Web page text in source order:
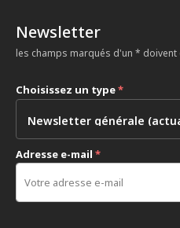
Newsletter
les champs marqués d'un *
Choisissez un type*
Adresse e-mail *